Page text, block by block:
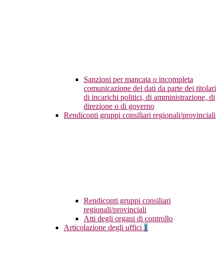
Sanzioni per mancata o incompleta
comunicazione dei dati da parte dei titolari
di incarichi politici, di amministrazione, di
direzione o di governo
Rendiconti gruppi consiliari regionali/provinciali
Rendiconti gruppi consiliari
regionali/provinciali
Atti degli organi di controllo
Articolazione degli uffici 1